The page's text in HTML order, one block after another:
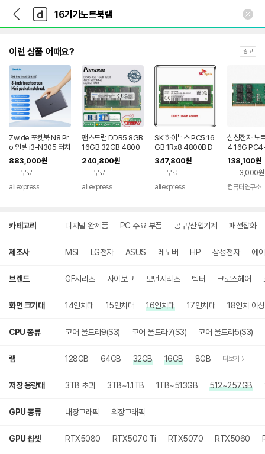
다
나
와
가
다
와
인
이런 상품 어때요? 광고
Zwide 포켓북 N8 Pr
o 인텔 i3-N305 터치
스크린 8인치 IPS 19
20x1200 픽셀 FHD
16GB LPDDR5 미니
노트북 360 ° 플립 요
883,000원
무료
aliexpress
팬스드램 DDR5 8GB
16GB 32GB 4800
5600 메모리 노트북
램 PC5 38400 448
240,800원
무료
aliexpress
SK 하이닉스 PC5 16
GB 1Rx8 4800B D
DR5 4800MHz SO
-DIMM RAM 정품 노
트북 16G 랩탑 메모리
347,800원
무료
aliexpress
삼성전자 노
4 16G
(정품)
138,100원
3,000원
컴퓨터연구소
카테고리 디지털 완제품 PC 주요 부품 공구/산업기계 패션잡화
제조사 MSI LG전자 ASUS 레노버 HP 삼성전자 에
브랜드 GF시리즈 사이보그 모던시리즈 벡터 크로스헤어
화면 크기대 14인치대 15인치대 16인치대 17인치대 18인치 이상
CPU 종류 코어 울트라9(S3) 코어 울트라7(S3) 코어 울트라5(S3)
램 128GB 64GB 32GB 16GB 8GB 더보기
저장 용량대 3TB 초과 3TB~1.1TB 1TB~513GB 512~257GB
GPU 종류 내장그래픽 외장그래픽
GPU 칩셋 RTX5080 RTX5070 Ti RTX5070 RTX5060